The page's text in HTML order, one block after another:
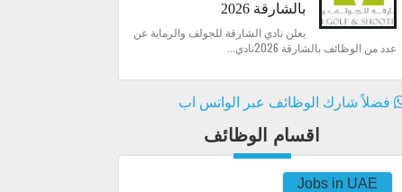
بالشارقة 2026
يعلن نادي الشارقة للجولف والرماية عن
عدد من الوظائف بالشارقة 2026نادي...
فضلاً شارك الوظائف عبر الواتس اب
اقسام الوظائف
Jobs in UAE